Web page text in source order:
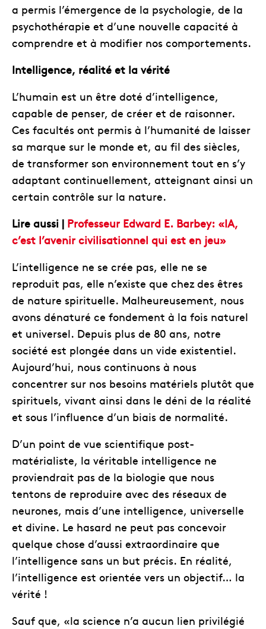
a permis l’émergence de la psychologie, de la
psychothérapie et d’une nouvelle capacité à
comprendre et à modifier nos comportements.
Intelligence, réalité et la vérité
L’humain est un être doté d’intelligence,
capable de penser, de créer et de raisonner.
Ces facultés ont permis à l’humanité de laisser
sa marque sur le monde et, au fil des siècles,
de transformer son environnement tout en s’y
adaptant continuellement, atteignant ainsi un
certain contrôle sur la nature.
Lire aussi | Professeur Edward E. Barbey: «IA,
c’est l’avenir civilisationnel qui est en jeu»
L’intelligence ne se crée pas, elle ne se
reproduit pas, elle n’existe que chez des êtres
de nature spirituelle. Malheureusement, nous
avons dénaturé ce fondement à la fois naturel
et universel. Depuis plus de 80 ans, notre
société est plongée dans un vide existentiel.
Aujourd’hui, nous continuons à nous
concentrer sur nos besoins matériels plutôt que
spirituels, vivant ainsi dans le déni de la réalité
et sous l’influence d’un biais de normalité.
D’un point de vue scientifique post-
matérialiste, la véritable intelligence ne
proviendrait pas de la biologie que nous
tentons de reproduire avec des réseaux de
neurones, mais d’une intelligence, universelle
et divine. Le hasard ne peut pas concevoir
quelque chose d’aussi extraordinaire que
l’intelligence sans un but précis. En réalité,
l’intelligence est orientée vers un objectif… la
vérité !
Sauf que, «la science n’a aucun lien privilégié